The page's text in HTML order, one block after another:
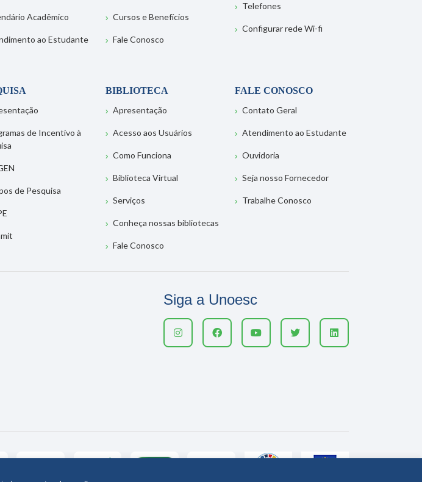
Acadêmico
ao Estudante
Cursos e Benefícios
Fale Conosco
Telefones
Configurar rede Wi-fi
de Incentivo à
de Pesquisa
BIBLIOTECA
Apresentação
Acesso aos Usuários
Como Funciona
Biblioteca Virtual
Serviços
Conheça nossas bibliotecas
Fale Conosco
FALE CONOSCO
Contato Geral
Atendimento ao Estudante
Ouvidoria
Seja nosso Fornecedor
Trabalhe Conosco
Siga a Unoesc